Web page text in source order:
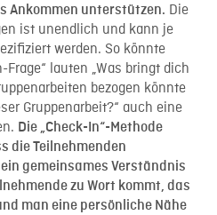
Ankommen unterstützen. Die
ist unendlich und kann je
werden. So könnte
lauten „Was bringt dich
bezogen könnte
Gruppenarbeit?“ auch eine
Die „Check-In“-Methode
die Teilnehmenden
gemeinsames Verständnis
zu Wort kommt, das
man eine persönliche Nähe